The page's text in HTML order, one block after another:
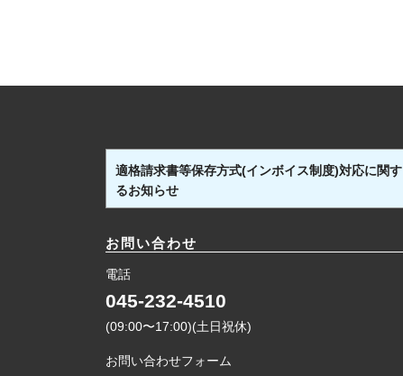
適格請求書等保存方式(インボイス制度)対応に関す
るお知らせ
お問い合わせ
電話
045-232-4510
(09:00〜17:00)(土日祝休)
お問い合わせフォーム